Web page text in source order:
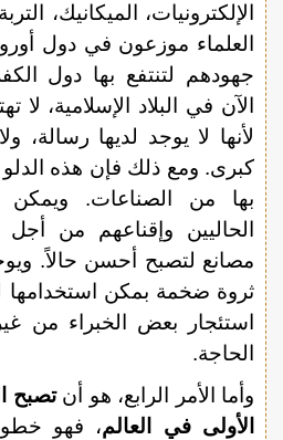
الإلكترونيات، الميكانيك،
العلماء موزعون في دول
جهودهم لتنتفع بها دول
الآن في البلاد الإسلامية، لا
لأنها لا يوجد لديها رسالة،
كبرى. ومع ذلك فإن هذه الدلو
بها من الصناعات.
الحاليين وإقناعهم من
مصانع لتصبح أحسن حالاً.
ثروة ضخمة بمكن استخدامها
استئجار بعض الخبراء من
الحاجة.
وأما الأمر الرابع، هو أنتصبح
الأولى في العالم، فهو